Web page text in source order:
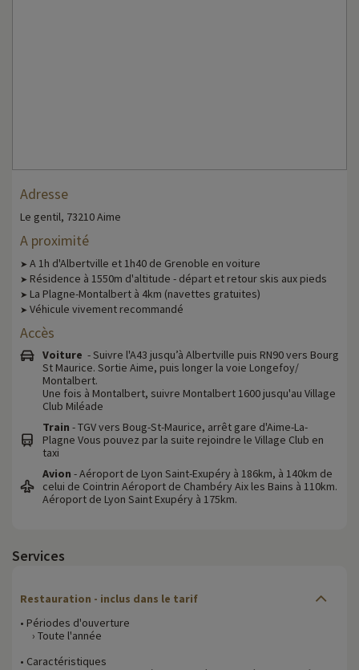
Adresse
Le gentil, 73210 Aime
A proximité
➤ A 1h d'Albertville et 1h40 de Grenoble en voiture
➤ Résidence à 1550m d'altitude - départ et retour skis aux pieds
➤ La Plagne-Montalbert à 4km (navettes gratuites)
➤ Véhicule vivement recommandé
Accès
Voiture - Suivre l'A43 jusqu’à Albertville puis RN90 vers Bourg
St Maurice. Sortie Aime, puis longer la voie Longefoy/
Montalbert.
Une fois à Montalbert, suivre Montalbert 1600 jusqu'au Village
Club Miléade
Train - TGV vers Boug-St-Maurice, arrêt gare d'Aime-La-
Plagne Vous pouvez par la suite rejoindre le Village Club en
taxi
Avion - Aéroport de Lyon Saint-Exupéry à 186km, à 140km de
celui de Cointrin Aéroport de Chambéry Aix les Bains à 110km.
Aéroport de Lyon Saint Exupéry à 175km.
Services
Restauration - inclus dans le tarif
• Périodes d'ouverture
› Toute l'année
• Caractéristiques